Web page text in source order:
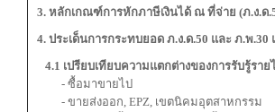
3. หลักเกณฑ์การหักภาษีเงินได้ ณ ที่จ่าย (ภ.ง.ด
4. ประเด็นการกระทบยอด ภ.ง.ด.50 และ ภ.พ
4.1 เปรียบเทียบความแตกต่างของการรับรู้ร
- ซื้อมาขายไป
- ขายส่งออก, EPZ, เขตนิคมอุตสาหกรรม